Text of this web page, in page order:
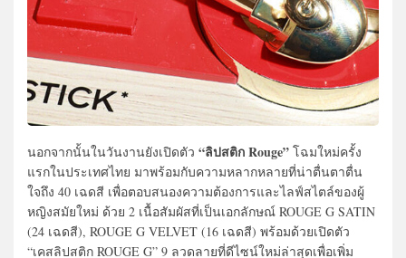
นอกจากนั้นในวันงานยังเปิดตัว “ลิปสติก Rouge” โฉมใหม่ครั้ง
แรกในประเทศไทย มาพร้อมกับความหลากหลายที่น่าตื่นตาตื่น
ใจถึง 40 เฉดสี เพื่อตอบสนองความต้องการและไลฟ์สไตล์ของผู้
หญิงสมัยใหม่ ด้วย 2 เนื้อสัมผัสที่เป็นเอกลักษณ์ ROUGE G SATIN
(24 เฉดสี), ROUGE G VELVET (16 เฉดสี) พร้อมด้วยเปิดตัว
“เคสลิปสติก ROUGE G” 9 ลวดลายที่ดีไซน์ใหม่ล่าสุดเพื่อเพิ่ม